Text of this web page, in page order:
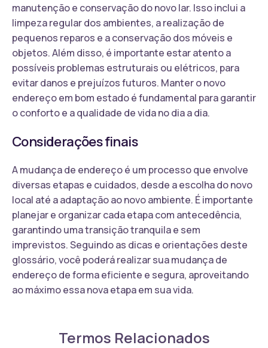
manutenção e conservação do novo lar. Isso inclui a
limpeza regular dos ambientes, a realização de
pequenos reparos e a conservação dos móveis e
objetos. Além disso, é importante estar atento a
possíveis problemas estruturais ou elétricos, para
evitar danos e prejuízos futuros. Manter o novo
endereço em bom estado é fundamental para garantir
o conforto e a qualidade de vida no dia a dia.
Considerações finais
A mudança de endereço é um processo que envolve
diversas etapas e cuidados, desde a escolha do novo
local até a adaptação ao novo ambiente. É importante
planejar e organizar cada etapa com antecedência,
garantindo uma transição tranquila e sem
imprevistos. Seguindo as dicas e orientações deste
glossário, você poderá realizar sua mudança de
endereço de forma eficiente e segura, aproveitando
ao máximo essa nova etapa em sua vida.
Termos Relacionados